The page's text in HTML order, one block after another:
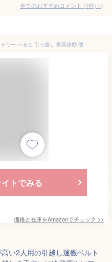
全てのおすすめコメント (1件) >
TRIWONDER 運搬ベルト 二人用 キャリー べると 引っ越し 家具移動 便利グッズ 重い物を持ち上げる道具 階段 段ボール 背負い 作業用 (03オレンジ + 手袋2組)
トでみる
価格と在庫をAmazonでチェック >>
い2人用の引越し運搬ベルト